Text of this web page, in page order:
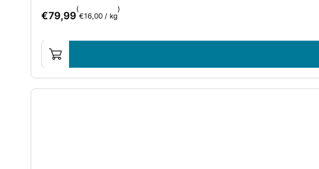
€79,99
(
€16,00/ kg
)